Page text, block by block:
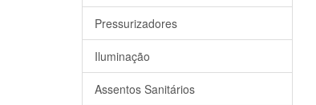
Pressurizadores
Iluminação
Assentos Sanitários